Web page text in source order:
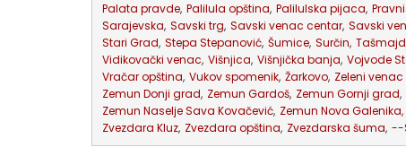
Palata pravde, Palilula opština, Palilulska pijaca,
Sarajevska, Savski trg, Savski venac centar, Savski
Stari Grad, Stepa Stepanović, Šumice, Surčin,
Vidikovački venac, Višnjica, Višnjička banja, Vojvode
Vračar opština, Vukov spomenik, Žarkovo, Zeleni
Zemun Donji grad, Zemun Gardoš, Zemun Gornji grad,
Zemun Naselje Sava Kovačević, Zemun Nova Galenika,
Zvezdara Kluz, Zvezdara opština, Zvezdarska šuma, --